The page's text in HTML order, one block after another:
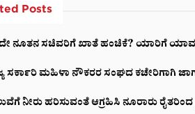
Posts
ನೂತನ ಸಚಿವರಿಗೆ ಖಾತೆ ಹಂಚಿಕೆ? ಯಾರಿಗೆ
ಸರ್ಕಾರಿ ಮಹಿಳಾ ನೌಕರರ ಸಂಘದ ಕಚೇರಿಗಾಗಿ
ನೀರು ಹರಿಸುವಂತೆ ಆಗ್ರಹಿಸಿ ನೂರಾರು